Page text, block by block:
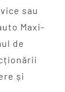
sau
Maxi-
de
și